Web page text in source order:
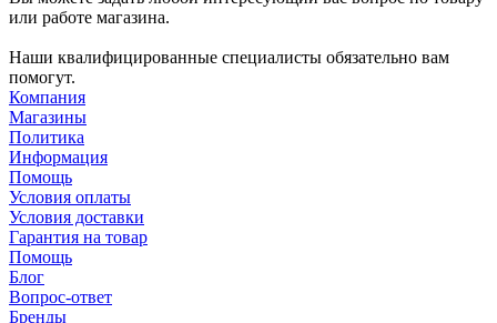
или работе магазина.
Наши квалифицированные специалисты обязательно вам
помогут.
Компания
Магазины
Политика
Информация
Помощь
Условия оплаты
Условия доставки
Гарантия на товар
Помощь
Блог
Вопрос-ответ
Бренды